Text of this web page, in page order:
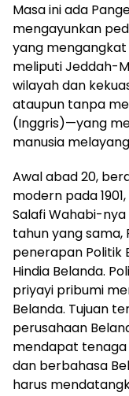
Masa ini ada
mengayunkan
yang mengangkat
meliputi Jeddah-
wilayah dan
ataupun tanpa
(Inggris)—yang
manusia
Awal abad 20,
modern pada
Salafi Wahabi-
tahun yang sama,
penerapan Politik
Hindia Belanda.
priyayi pribumi
Belanda. Tujuan
perusahaan
mendapat tenaga
dan berbahasa
harus